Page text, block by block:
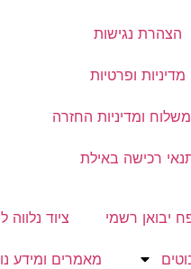
הצהרת נגישות
מדיניות ופרטיות
ומדיניות החזרה
רכישה באילת
יבואן רשמי ציוד
מאמרים ומידע